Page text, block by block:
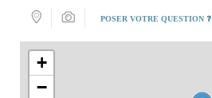
POSER VOTRE QUESTION ❓
+
−